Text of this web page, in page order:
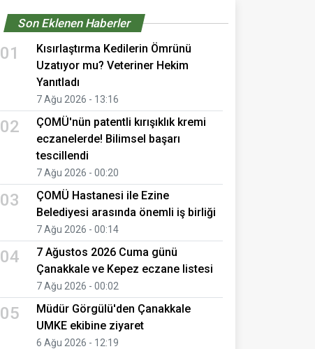
Son Eklenen Haberler
01
Kısırlaştırma Kedilerin Ömrünü
Uzatıyor mu? Veteriner Hekim
Yanıtladı
7 Ağu 2026 - 13:16
02
ÇOMÜ'nün patentli kırışıklık kremi
eczanelerde! Bilimsel başarı
tescillendi
7 Ağu 2026 - 00:20
03
ÇOMÜ Hastanesi ile Ezine
Belediyesi arasında önemli iş birliği
7 Ağu 2026 - 00:14
04
7 Ağustos 2026 Cuma günü
Çanakkale ve Kepez eczane listesi
7 Ağu 2026 - 00:02
05
Müdür Görgülü'den Çanakkale
UMKE ekibine ziyaret
6 Ağu 2026 - 12:19